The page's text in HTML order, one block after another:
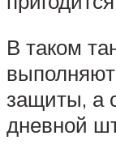
В таком
защиты, а
дневной